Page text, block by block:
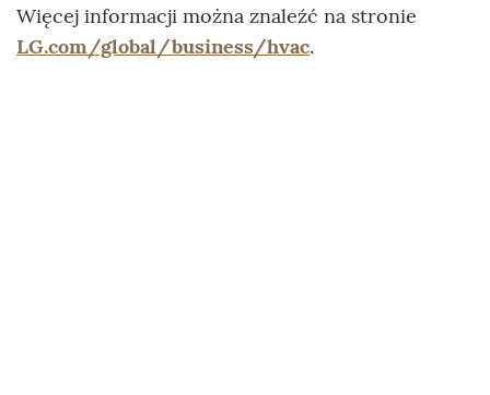
Więcej informacji można znaleźć na stronie
LG.com/global/business/hvac.